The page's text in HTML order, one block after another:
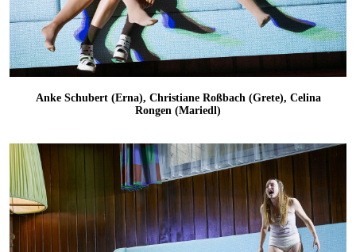
Anke Schubert (Erna), Christiane Roßbach (Grete), Celina
Rongen (Mariedl)